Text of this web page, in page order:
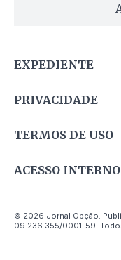
EXPEDIENTE
PRIVACIDADE
TERMOS DE USO
ACESSO INTERNO
© 2026 Jornal Opção.
09.236.355/0001-59.